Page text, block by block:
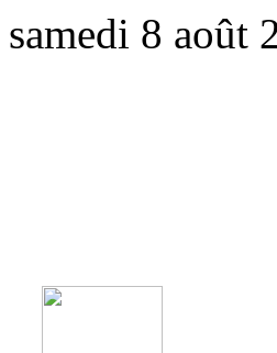
samedi 8 août